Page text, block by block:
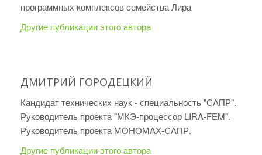
программных комплексов семейства Лира
Другие публикации этого автора
ДМИТРИЙ ГОРОДЕЦКИЙ
Кандидат технических наук - специальность "САПР".
Руководитель проекта "МКЭ-процессор LIRA-FEM".
Руководитель проекта МОНОМАХ-САПР.
Другие публикации этого автора